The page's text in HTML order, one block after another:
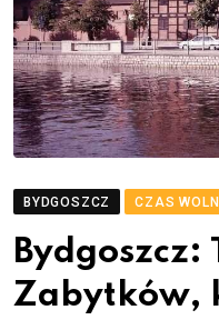
BYDGOSZCZ CZAS
Bydgoszcz:
Zabytków,